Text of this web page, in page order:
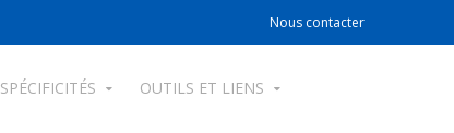
Nous contacter
SPÉCIFICITÉS OUTILS ET LIENS